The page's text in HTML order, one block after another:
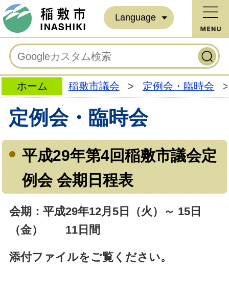
Language
ホーム 稲敷市議会 > 定例会・臨時会 >
定例会・臨時会
平成29年第4回稲敷市議会定
例会 会期日程表
会期：平成29年12月5日（火）～ 15日
（金） 11日間
添付ファイルをご覧ください。